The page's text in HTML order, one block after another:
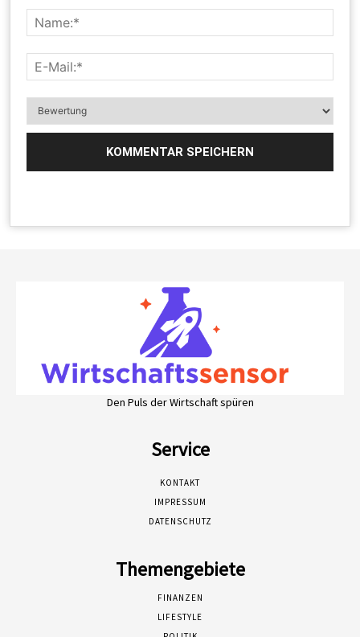
Den Puls der Wirtschaft spüren
Service
KONTAKT
IMPRESSUM
DATENSCHUTZ
Themengebiete
FINANZEN
LIFESTYLE